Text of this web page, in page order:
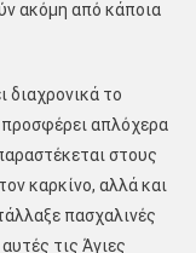
ακόμη από κάποια
διαχρονικά το
απλόχερα
στους
καρκίνο, αλλά και
πασχαλινές
τις Άγιες